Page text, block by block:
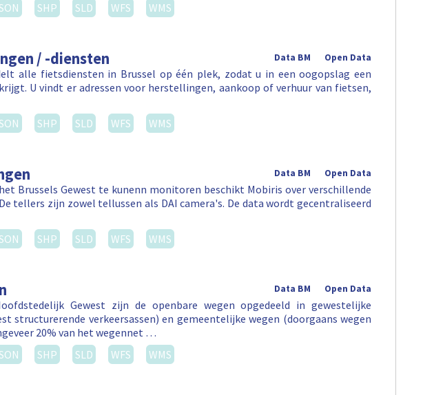
SHP SLD WFS WMS
/ -diensten Open Data
Data BM
alle fietsdiensten in Brussel op één plek, zodat u in een oogopslag een
U vindt er adressen voor herstellingen, aankoop of verhuur van fietsen,
SHP SLD WFS WMS
Open Data
Data BM
Brussels Gewest te kunenn monitoren beschikt Mobiris over verschillende
tellers zijn zowel tellussen als DAI camera's. De data wordt gecentraliseerd
SHP SLD WFS WMS
Open Data
Data BM
Gewest zijn de openbare wegen opgedeeld in gewestelijke
structurerende verkeersassen) en gemeentelijke wegen (doorgaans wegen
20% van het wegennet …
SHP SLD WFS WMS